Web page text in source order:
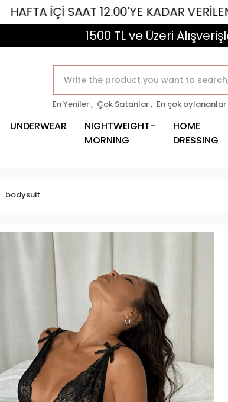
12.00'YE KADAR VERİLEN
1500 TL ve Üzeri
En Yeniler , Çok Satanlar , En çok oylananlar
UNDERWEAR
NIGHTWEIGHT-
MORNING
HOME
DRESSING
bodysuit